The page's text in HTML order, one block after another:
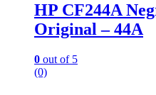
HP CF244A
Original – 44A
0 out of 5
(0)